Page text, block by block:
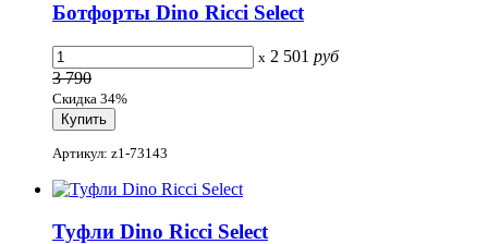
Ботфорты Dino Ricci Select
x 2 501 руб
3 790
Скидка 34%
Артикул: z1-73143
Туфли Dino Ricci Select